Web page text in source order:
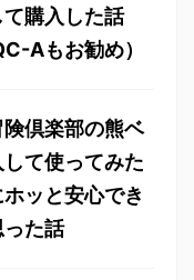
購入した話
Aもお勧め）
倶楽部の熊ベ
て使ってみた
ッと安心でき
た話